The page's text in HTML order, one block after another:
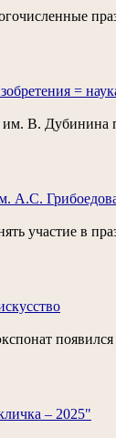
=
В. Дубинина
А.С.
участие в
– 2025"